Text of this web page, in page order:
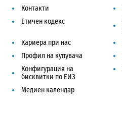
Контакти
Етичен кодекс
Кариера при нас
Профил на купувача
Конфигурация на
бисквитки по ЕИЗ
Медиен календар